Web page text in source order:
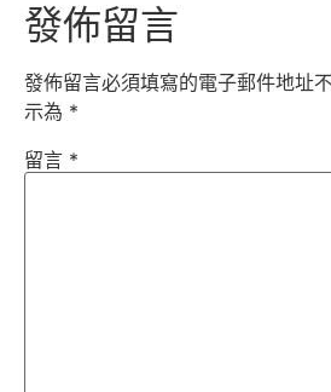
發佈留言
發佈留言必須填寫的電子郵件地址
示為 *
留言 *